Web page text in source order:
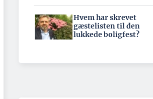
Hvem har skrevet
gæstelisten til den
lukkede boligfest?